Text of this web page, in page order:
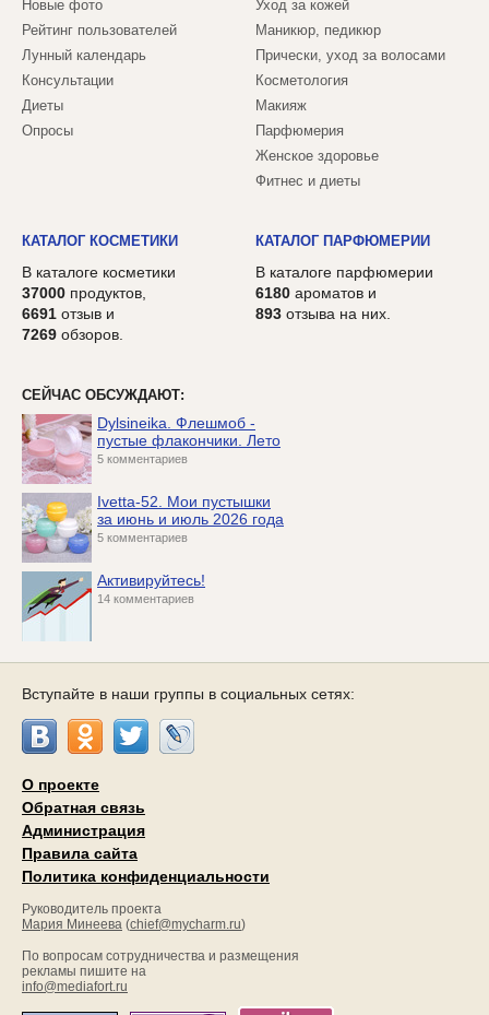
Новые фото
Рейтинг пользователей
Лунный календарь
Консультации
Диеты
Опросы
Уход за кожей
Маникюр, педикюр
Прически, уход за волосами
Косметология
Макияж
Парфюмерия
Женское здоровье
Фитнес и диеты
КАТАЛОГ КОСМЕТИКИ
В каталоге косметики
37000 продуктов,
6691 отзыв и
7269 обзоров.
КАТАЛОГ ПАРФЮМЕРИИ
В каталоге парфюмерии
6180 ароматов и
893 отзыва на них.
СЕЙЧАС ОБСУЖДАЮТ:
Dylsineika. Флешмоб -
пустые флакончики. Лето
5 комментариев
Ivetta-52. Мои пустышки
за июнь и июль 2026 года
5 комментариев
Активируйтесь!
14 комментариев
Вступайте в наши группы в социальных сетях:
О проекте
Обратная связь
Администрация
Правила сайта
Политика конфиденциальности
Руководитель проекта
Мария Минеева (chief@mycharm.ru)
По вопросам сотрудничества и размещения
рекламы пишите на
info@mediafort.ru